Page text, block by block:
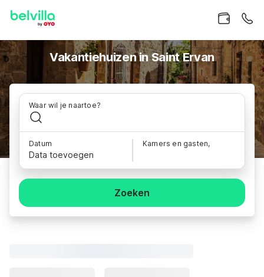
Vakantiehuizen in Saint Ervan
Waar wil je naartoe?
Datum
Data toevoegen
Kamers en gasten,
Zoeken